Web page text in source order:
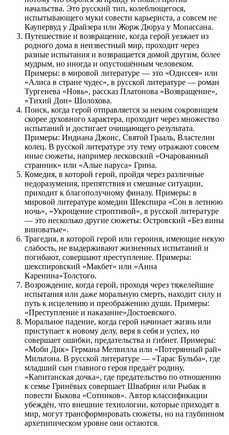
начальства. Это русский тип, колеблющегося,
испытывающего муки совести карьериста, а совсем не
Каупервуд у Драйзера или Жорж Дюруа у Мопассана.
Путешествие и возвращение, когда герой уезжает из
родного дома в неизвестный мир, проходит через
разные испытания и возвращается домой другим, более
мудрым, но иногда и опустошённым человеком.
Примеры: в мировой литературе — это «Одиссея» или
«Алиса в стране чудес», в русской литературе — роман
Тургенева «Новь», рассказ Платонова «Возвращение»,
«Тихий Дон» Шолохова.
Поиск, когда герой отправляется за неким сокровищем
скорее духовного характера, проходит через множество
испытаний и достигает очищающего результата.
Примеры: Индиана Джонс, Святой Грааль, Властелин
колец. В русской литературе эту тему отражают совсем
иные сюжеты, например лесковский «Очарованный
странник» или «Алые паруса» Грина.
Комедия, в которой герой, пройдя через различные
недоразумения, препятствия и смешные ситуации,
приходит к благополучному финалу. Примеры: в
мировой литературе комедии Шекспира «Сон в летнюю
ночь», «Укрощение строптивой», в русской литературе
— это несколько другие сюжеты: Островский «Без вины
виноватые».
Трагедия, в которой герой или героиня, имеющие некую
слабость, не выдерживают жизненных испытаний и
погибают, совершают преступление. Примеры:
шекспировский «Макбет» или «Анна
Каренина»Толстого.
Возрождение, когда герой, проходя через тяжелейшие
испытания или даже моральную смерть, находит силу и
путь к исцелению и преображению души. Примеры:
«Преступление и наказание»Достоевского.
Моральное падение, когда герой начинает жизнь или
приступает к новому делу, веря в себя и успех, но
совершает ошибки, предательства и гибнет. Примеры:
«Моби Дик» Германа Мелвилла или «Потерянный рай»
Мильтона. В русской литературе — «Тарас Бульба», где
младший сын главного героя предаёт родину,
«Капитанская дочка», где предательство по отношению
к семье Гринёвых совершает Швабрин или Рыбак в
повести Быкова «Сотников». Автор классификации
убеждён, что внешние технологии, которые приходят в
мир, могут трансформировать сюжеты, но на глубинном
архетипическом уровне они остаются.